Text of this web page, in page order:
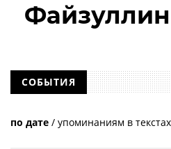
СОБЫТИЯ
по дате / упоминаниям в текстах